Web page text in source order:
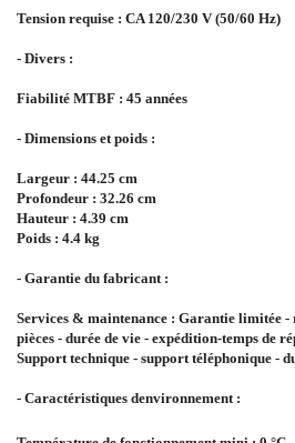
Tension requise : CA 120/230 V (50/60 Hz)
- Divers :
Fiabilité MTBF : 45 années
- Dimensions et poids :
Largeur : 44.25 cm
Profondeur : 32.26 cm
Hauteur : 4.39 cm
Poids : 4.4 kg
- Garantie du fabricant :
Services & maintenance : Garantie limitée -
pièces - durée de vie - expédition-temps de
Support technique - support téléphonique -
- Caractéristiques denvironnement :